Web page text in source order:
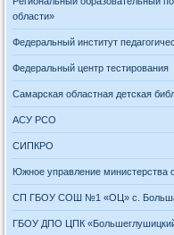
области»
Федеральный институт
Федеральный центр тестирования
Самарская областная детская
АСУ РСО
СИПКРО
Южное управление министерства
СП ГБОУ СОШ №1 «ОЦ» с. Большая
ГБОУ ДПО ЦПК